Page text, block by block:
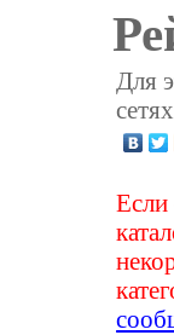
Для
Если